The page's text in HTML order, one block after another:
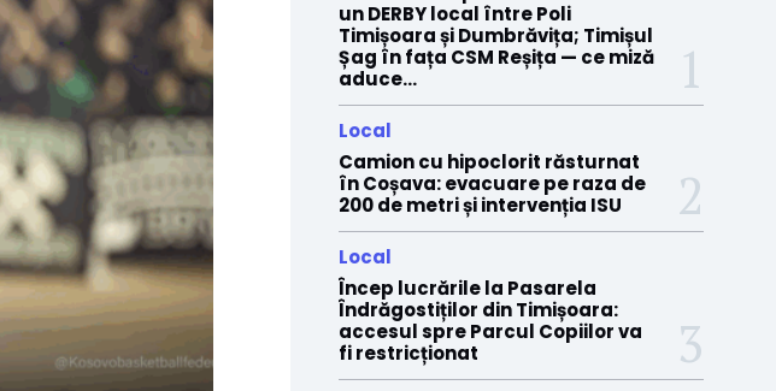
un DERBY local între Poli
Timișoara și Dumbrăvița; Timișul
Șag în fața CSM Reșița — ce miză
aduce...
Local
Camion cu hipoclorit răsturnat
în Coșava: evacuare pe raza de
200 de metri și intervenția ISU
Local
Încep lucrările la Pasarela
Îndrăgostiților din Timișoara:
accesul spre Parcul Copiilor va
fi restricționat